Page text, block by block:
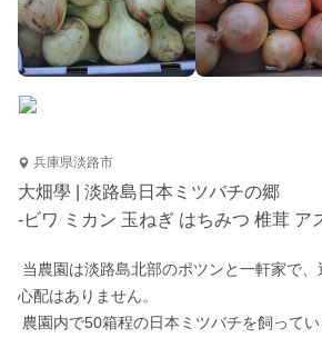
兵庫県淡路市
大畑學 | 淡路島日本ミツバチの郷
-ビワ ミカン 玉ねぎ はちみつ 椎茸 ア
心配はありません。